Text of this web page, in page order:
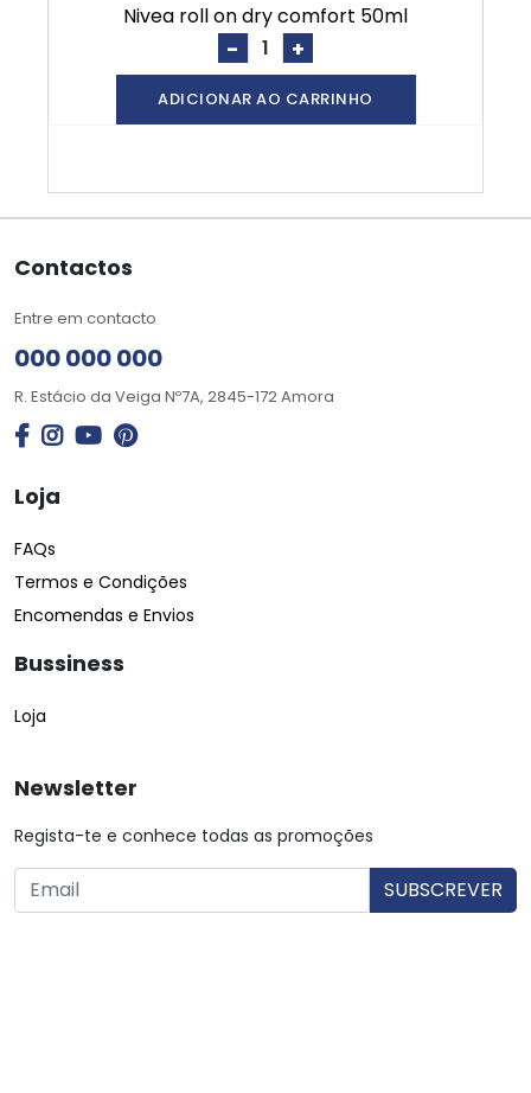
nivea roll on dry comfort 50ml
- +
ADICIONAR AO CARRINHO
Contactos
Entre em contacto
000 000 000
R. Estácio da Veiga Nº7A, 2845-172 Amora
Loja
FAQs
Termos e Condições
Encomendas e Envios
Bussiness
Loja
Newsletter
Regista-te e conhece todas as promoções